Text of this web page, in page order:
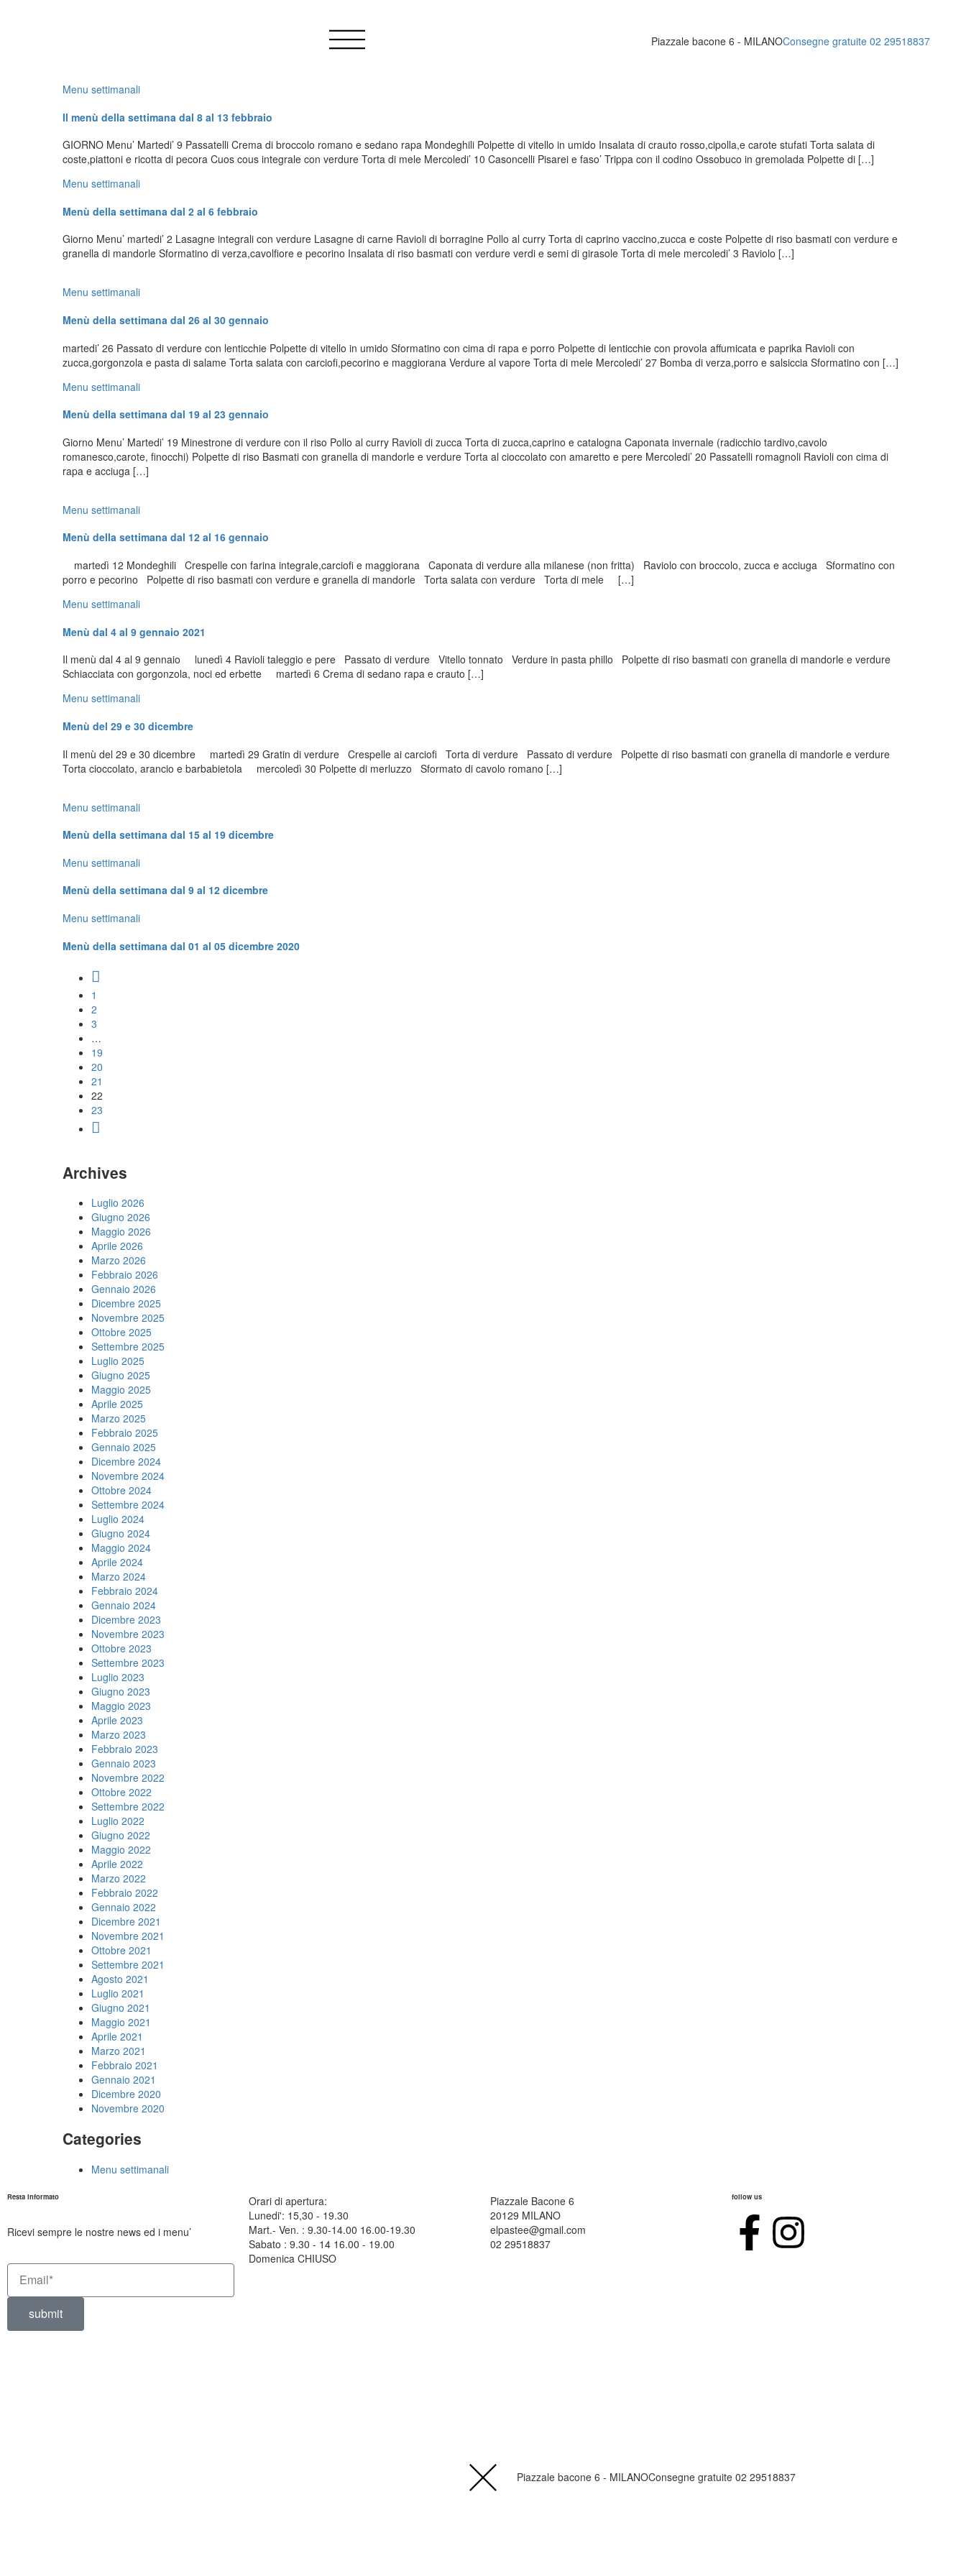
Piazzale bacone 6 - MILANOConsegne gratuite 02 29518837
Menu settimanali
Il menù della settimana dal 8 al 13 febbraio
GIORNO Menu’ Martedi’ 9 Passatelli Crema di broccolo romano e sedano rapa Mondeghili Polpette di vitello in umido Insalata di crauto rosso,cipolla,e carote stufati Torta salata di
coste,piattoni e ricotta di pecora Cuos cous integrale con verdure Torta di mele Mercoledi’ 10 Casoncelli Pisarei e faso’ Trippa con il codino Ossobuco in gremolada Polpette di […]
Menu settimanali
Menù della settimana dal 2 al 6 febbraio
Giorno Menu’ martedi’ 2 Lasagne integrali con verdure Lasagne di carne Ravioli di borragine Pollo al curry Torta di caprino vaccino,zucca e coste Polpette di riso basmati con verdure e
granella di mandorle Sformatino di verza,cavolfiore e pecorino Insalata di riso basmati con verdure verdi e semi di girasole Torta di mele mercoledi’ 3 Raviolo […]
Menu settimanali
Menù della settimana dal 26 al 30 gennaio
martedi’ 26 Passato di verdure con lenticchie Polpette di vitello in umido Sformatino con cima di rapa e porro Polpette di lenticchie con provola affumicata e paprika Ravioli con
zucca,gorgonzola e pasta di salame Torta salata con carciofi,pecorino e maggiorana Verdure al vapore Torta di mele Mercoledi’ 27 Bomba di verza,porro e salsiccia Sformatino con […]
Menu settimanali
Menù della settimana dal 19 al 23 gennaio
Giorno Menu’ Martedi’ 19 Minestrone di verdure con il riso Pollo al curry Ravioli di zucca Torta di zucca,caprino e catalogna Caponata invernale (radicchio tardivo,cavolo
romanesco,carote, finocchi) Polpette di riso Basmati con granella di mandorle e verdure Torta al cioccolato con amaretto e pere Mercoledi’ 20 Passatelli romagnoli Ravioli con cima di
rapa e acciuga […]
Menu settimanali
Menù della settimana dal 12 al 16 gennaio
martedì 12 Mondeghili Crespelle con farina integrale,carciofi e maggiorana Caponata di verdure alla milanese (non fritta) Raviolo con broccolo, zucca e acciuga Sformatino con
porro e pecorino Polpette di riso basmati con verdure e granella di mandorle Torta salata con verdure Torta di mele […]
Menu settimanali
Menù dal 4 al 9 gennaio 2021
Il menù dal 4 al 9 gennaio lunedì 4 Ravioli taleggio e pere Passato di verdure Vitello tonnato Verdure in pasta phillo Polpette di riso basmati con granella di mandorle e verdure
Schiacciata con gorgonzola, noci ed erbette martedì 6 Crema di sedano rapa e crauto […]
Menu settimanali
Menù del 29 e 30 dicembre
Il menù del 29 e 30 dicembre martedì 29 Gratin di verdure Crespelle ai carciofi Torta di verdure Passato di verdure Polpette di riso basmati con granella di mandorle e verdure
Torta cioccolato, arancio e barbabietola mercoledì 30 Polpette di merluzzo Sformato di cavolo romano […]
Menu settimanali
Menù della settimana dal 15 al 19 dicembre
Menu settimanali
Menù della settimana dal 9 al 12 dicembre
Menu settimanali
Menù della settimana dal 01 al 05 dicembre 2020
1
2
3
…
19
20
21
22
23
Archives
Luglio 2026
Giugno 2026
Maggio 2026
Aprile 2026
Marzo 2026
Febbraio 2026
Gennaio 2026
Dicembre 2025
Novembre 2025
Ottobre 2025
Settembre 2025
Luglio 2025
Giugno 2025
Maggio 2025
Aprile 2025
Marzo 2025
Febbraio 2025
Gennaio 2025
Dicembre 2024
Novembre 2024
Ottobre 2024
Settembre 2024
Luglio 2024
Giugno 2024
Maggio 2024
Aprile 2024
Marzo 2024
Febbraio 2024
Gennaio 2024
Dicembre 2023
Novembre 2023
Ottobre 2023
Settembre 2023
Luglio 2023
Giugno 2023
Maggio 2023
Aprile 2023
Marzo 2023
Febbraio 2023
Gennaio 2023
Novembre 2022
Ottobre 2022
Settembre 2022
Luglio 2022
Giugno 2022
Maggio 2022
Aprile 2022
Marzo 2022
Febbraio 2022
Gennaio 2022
Dicembre 2021
Novembre 2021
Ottobre 2021
Settembre 2021
Agosto 2021
Luglio 2021
Giugno 2021
Maggio 2021
Aprile 2021
Marzo 2021
Febbraio 2021
Gennaio 2021
Dicembre 2020
Novembre 2020
Categories
Menu settimanali
Resta informato
Ricevi sempre le nostre news ed i menu’
submit
Orari di apertura:
Lunedi': 15,30 - 19.30
Mart.- Ven. : 9.30-14.00 16.00-19.30
Sabato : 9.30 - 14 16.00 - 19.00
Domenica CHIUSO
Piazzale Bacone 6
20129 MILANO
elpastee@gmail.com
02 29518837
follow us
Piazzale bacone 6 - MILANOConsegne gratuite 02 29518837